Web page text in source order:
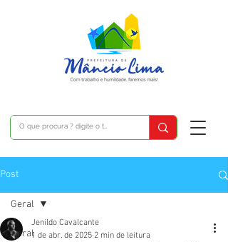
Post
Geral
Geral
Jenildo Cavalcante
1 de abr. de 2025 2 min de leitura